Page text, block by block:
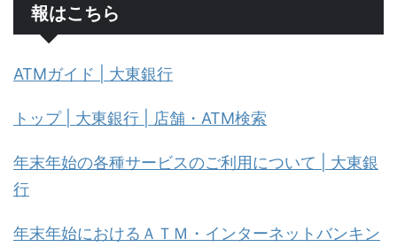
報はこちら
ATMガイド | 大東銀行
トップ | 大東銀行 | 店舗・ATM検索
年末年始の各種サービスのご利用について | 大東銀
行
年末年始におけるＡＴＭ・インターネットバンキン